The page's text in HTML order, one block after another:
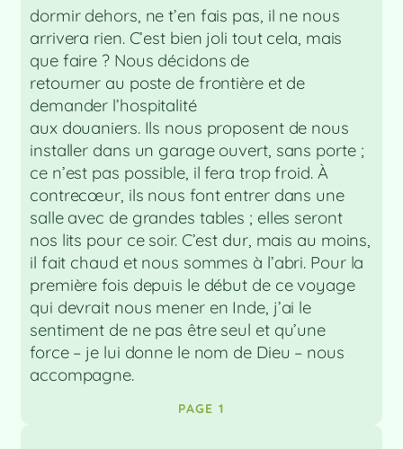
dormir dehors, ne t’en fais pas, il ne nous
arrivera rien. C’est bien joli tout cela, mais
que faire ? Nous décidons de
retourner au poste de frontière et de
demander l’hospitalité
aux douaniers. Ils nous proposent de nous
installer dans un garage ouvert, sans porte ;
ce n’est pas possible, il fera trop froid. À
contrecœur, ils nous font entrer dans une
salle avec de grandes tables ; elles seront
nos lits pour ce soir. C’est dur, mais au moins,
il fait chaud et nous sommes à l’abri. Pour la
première fois depuis le début de ce voyage
qui devrait nous mener en Inde, j’ai le
sentiment de ne pas être seul et qu’une
force – je lui donne le nom de Dieu – nous
accompagne.
PAGE 1